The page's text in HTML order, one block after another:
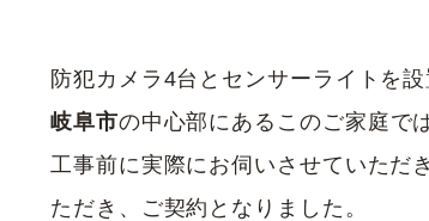
防犯カメラ4台とセンサーライトを
岐阜市の中心部にあるこのご家庭で
工事前に実際にお伺いさせていただ
ただき、ご契約となりました。